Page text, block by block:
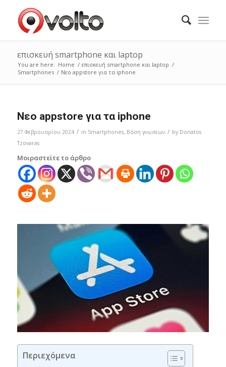
επισκευή smartphone και laptop
You are here: Home / επισκευή smartphone και laptop /
Smartphones / Nεο appstore για τα iphone
Nεο appstore για τα iphone
27 Φεβρουαρίου 2024 / in Smartphones, Bάση γνωσεων / by Donatos
Tzovaras
Μοιραστείτε το άρθρο
Περιεχόμενα